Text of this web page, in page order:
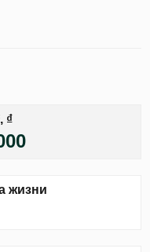
₫
жизни